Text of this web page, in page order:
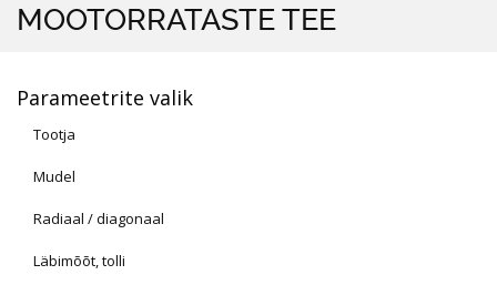
MOOTORRATASTE TEE
Parameetrite valik
Tootja
Mudel
Radiaal / diagonaal
Läbimõõt, tolli